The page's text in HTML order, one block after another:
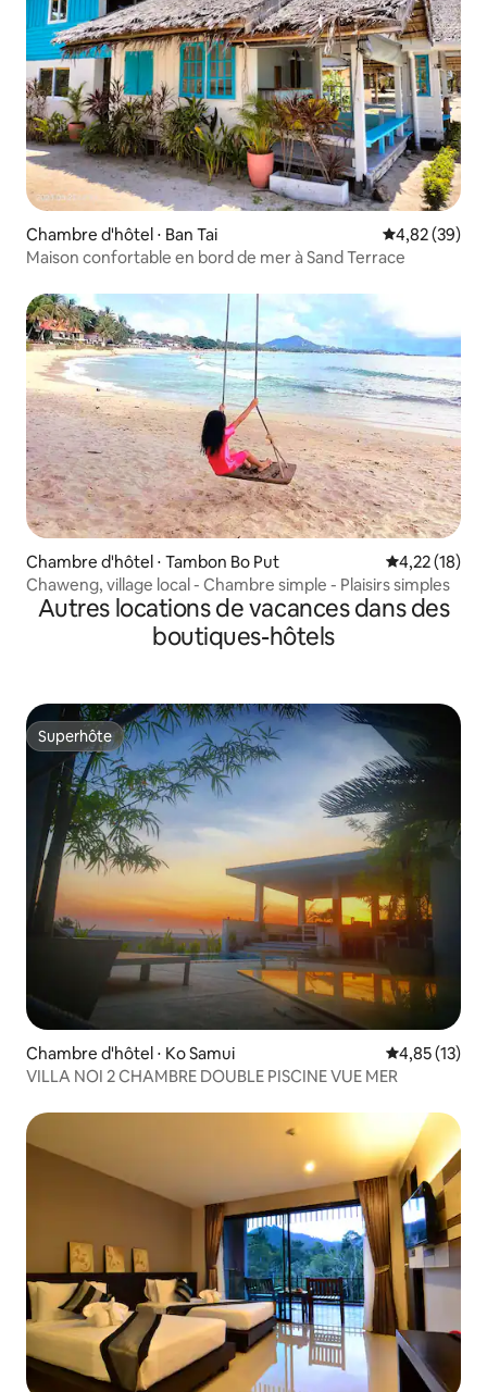
Chambre d'hôtel ⋅ Ban Tai Évaluation
4,82 (39)
Maison confortable en bord de mer à Sand Terrace
Chambre d'hôtel ⋅ Tambon Bo Put Évaluation
4,22 (18)
Chaweng, village local - Chambre simple - Plaisirs simples
Autres locations de vacances dans des
boutiques-hôtels
Superhôte
Superhôte
Chambre d'hôtel ⋅ Ko Samui Évaluation
4,85 (13)
VILLA NOI 2 CHAMBRE DOUBLE PISCINE VUE MER